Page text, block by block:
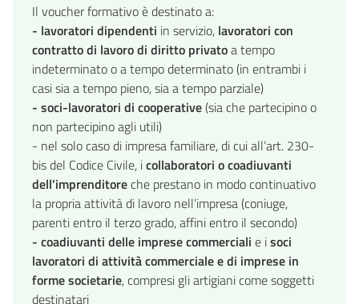
Il voucher formativo è destinato a:
- lavoratori dipendenti in servizio, lavoratori con
contratto di lavoro di diritto privatoa tempo
indeterminato o a tempo determinato (in entrambi i
casi sia a tempo pieno, sia a tempo parziale)
- soci-lavoratori di cooperative(sia che partecipino o
non partecipino agli utili)
- nel solo caso di impresa familiare, di cui all’art. 230-
bis del Codice Civile, icollaboratori o coadiuvanti
dell’imprenditoreche prestano in modo continuativo
la propria attività di lavoro nell’impresa (coniuge,
parenti entro il terzo grado, affini entro il secondo)
- coadiuvanti delle imprese commerciali e isoci
lavoratori di attività commerciale e di imprese in
forme societarie, compresi gli artigiani come soggetti
destinatari